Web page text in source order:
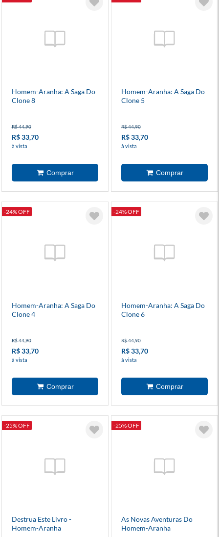
Homem-Aranha: A Saga Do
Clone 8
R$ 44,90
R$ 33,70
à vista
Homem-Aranha: A Saga Do
Clone 5
R$ 44,90
R$ 33,70
à vista
-24% OFF
Homem-Aranha: A Saga Do
Clone 4
R$ 44,90
R$ 33,70
à vista
-24% OFF
Homem-Aranha: A Saga Do
Clone 6
R$ 44,90
R$ 33,70
à vista
-25% OFF
Destrua Este Livro -
Homem-Aranha
-25% OFF
As Novas Aventuras Do
Homem-Aranha